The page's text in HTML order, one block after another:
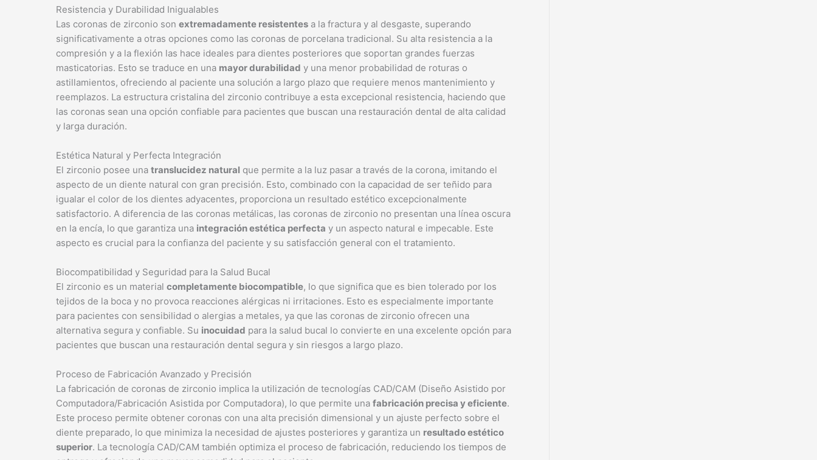
Resistencia y Durabilidad Inigualables
Las coronas de zirconio son extremadamente resistentes a la fractura y al desgaste, superando
significativamente a otras opciones como las coronas de porcelana tradicional. Su alta resistencia a la
compresión y a la flexión las hace ideales para dientes posteriores que soportan grandes fuerzas
masticatorias. Esto se traduce en una mayor durabilidad y una menor probabilidad de roturas o
astillamientos, ofreciendo al paciente una solución a largo plazo que requiere menos mantenimiento y
reemplazos. La estructura cristalina del zirconio contribuye a esta excepcional resistencia, haciendo que
las coronas sean una opción confiable para pacientes que buscan una restauración dental de alta calidad
y larga duración.
Estética Natural y Perfecta Integración
El zirconio posee una translucidez natural que permite a la luz pasar a través de la corona, imitando el
aspecto de un diente natural con gran precisión. Esto, combinado con la capacidad de ser teñido para
igualar el color de los dientes adyacentes, proporciona un resultado estético excepcionalmente
satisfactorio. A diferencia de las coronas metálicas, las coronas de zirconio no presentan una línea oscura
en la encía, lo que garantiza una integración estética perfecta y un aspecto natural e impecable. Este
aspecto es crucial para la confianza del paciente y su satisfacción general con el tratamiento.
Biocompatibilidad y Seguridad para la Salud Bucal
El zirconio es un material completamente biocompatible, lo que significa que es bien tolerado por los
tejidos de la boca y no provoca reacciones alérgicas ni irritaciones. Esto es especialmente importante
para pacientes con sensibilidad o alergias a metales, ya que las coronas de zirconio ofrecen una
alternativa segura y confiable. Su inocuidad para la salud bucal lo convierte en una excelente opción para
pacientes que buscan una restauración dental segura y sin riesgos a largo plazo.
Proceso de Fabricación Avanzado y Precisión
La fabricación de coronas de zirconio implica la utilización de tecnologías CAD/CAM (Diseño Asistido por
Computadora/Fabricación Asistida por Computadora), lo que permite una fabricación precisa y eficiente.
Este proceso permite obtener coronas con una alta precisión dimensional y un ajuste perfecto sobre el
diente preparado, lo que minimiza la necesidad de ajustes posteriores y garantiza un resultado estético
superior. La tecnología CAD/CAM también optimiza el proceso de fabricación, reduciendo los tiempos de